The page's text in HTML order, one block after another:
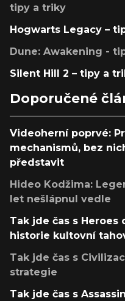
tipy a triky
Hogwarts Legacy –
Dune: Awakening -
Silent Hill 2 – tipy a
Doporučené
Videoherní poprvé:
mechanismů, bez
představit
Hideo Kodžima:
let nešlápnul vedle
Tak jde čas s Heroes
historie kultovní
Tak jde čas s
strategie
Tak jde čas s